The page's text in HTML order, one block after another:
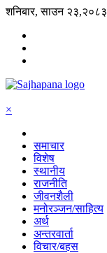
शनिबार, साउन २३,२०८३
×
समाचार
विशेष
स्थानीय
राजनीति
जीवनशैली
मनोरञ्जन/साहित्य
अर्थ
अन्तरवार्ता
विचार/बहस